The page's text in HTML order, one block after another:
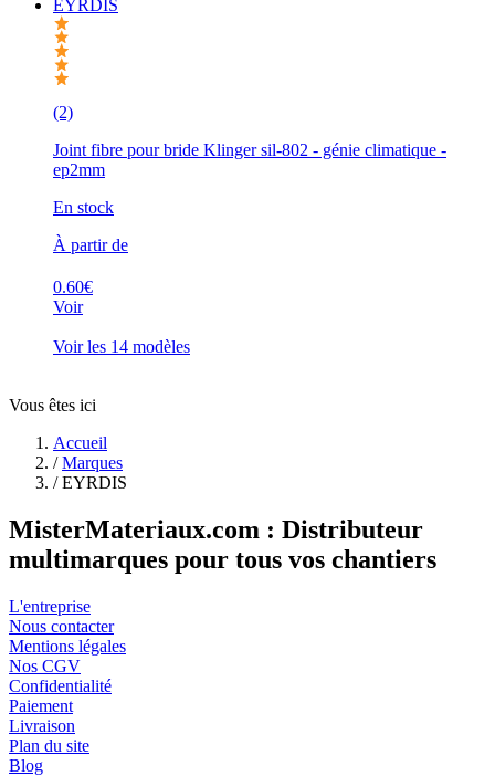
EYRDIS
(2)
Joint fibre pour bride Klinger sil-802 - génie climatique -
ep2mm
En stock
À partir de
0.60€
Voir
Voir les 14 modèles
Vous êtes ici
Accueil
/ Marques
/ EYRDIS
MisterMateriaux.com : Distributeur
multimarques pour tous vos chantiers
L'entreprise
Nous contacter
Mentions légales
Nos CGV
Confidentialité
Paiement
Livraison
Plan du site
Blog